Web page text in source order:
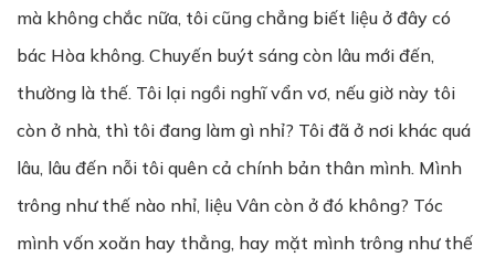
mà không chắc nữa, tôi cũng chẳng biết liệu ở đây có
bác Hòa không. Chuyến buýt sáng còn lâu mới đến,
thường là thế. Tôi lại ngồi nghĩ vẩn vơ, nếu giờ này tôi
còn ở nhà, thì tôi đang làm gì nhỉ? Tôi đã ở nơi khác quá
lâu, lâu đến nỗi tôi quên cả chính bản thân mình. Mình
trông như thế nào nhỉ, liệu Vân còn ở đó không? Tóc
mình vốn xoăn hay thẳng, hay mặt mình trông như thế